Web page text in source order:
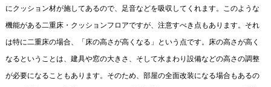
にクッション材が施してあるので、足音などを吸収してくれます。このような
機能がある二重床・クッションフロアですが、注意すべき点もあります。それ
は特に二重床の場合、「床の高さが高くなる」という点です。床の高さが高く
なるということは、建具や窓の大きさ、そして水まわり設備などの高さの調整
が必要になることもあります。そのため、部屋の全面改装になる場合もあるの